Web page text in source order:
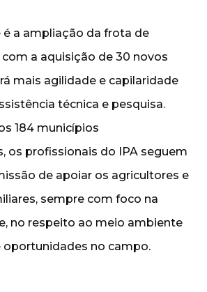
a ampliação da frota de
a aquisição de 30 novos
mais agilidade e capilaridade
técnica e pesquisa.
184 municípios
os profissionais do IPA seguem
de apoiar os agricultores e
sempre com foco na
no respeito ao meio ambiente
oportunidades no campo.